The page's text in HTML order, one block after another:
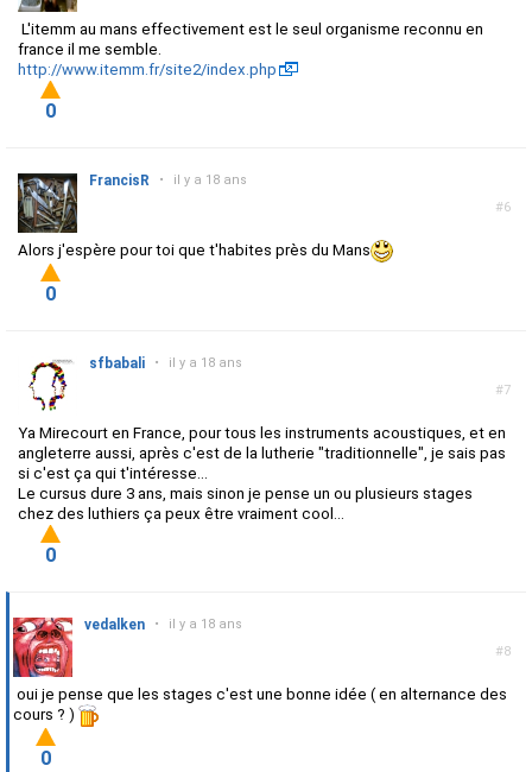
L'itemm au mans effectivement est le seul organisme reconnu en
france il me semble.
http://www.itemm.fr/site2/index.php
0
#6
FrancisR • il y a 18 ans
Alors j'espère pour toi que t'habites près du Mans
0
#7
sfbabali • il y a 18 ans
Ya Mirecourt en France, pour tous les instruments acoustiques, et en
angleterre aussi, après c'est de la lutherie "traditionnelle", je sais pas
si c'est ça qui t'intéresse...
Le cursus dure 3 ans, mais sinon je pense un ou plusieurs stages
chez des luthiers ça peux être vraiment cool...
0
#8
vedalken • il y a 18 ans
oui je pense que les stages c'est une bonne idée ( en alternance des
cours ? )
0